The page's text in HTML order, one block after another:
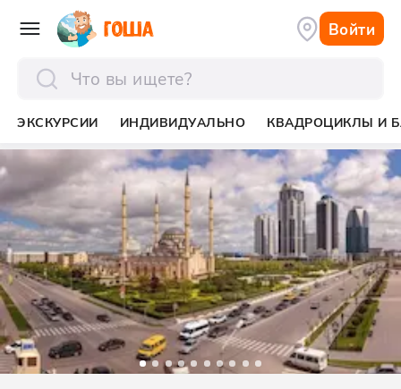
Войти
ЭКСКУРСИИ ИНДИВИДУАЛЬНО КВАДРОЦИКЛЫ И